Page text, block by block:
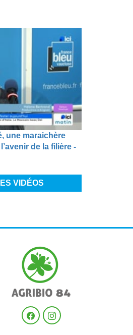
une maraichère
de la filière -
VIDÉOS